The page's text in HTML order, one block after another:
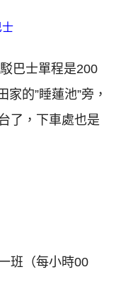
士
巴士單程是200
的”睡蓮池”旁，
了，下車處也是
班（每小時00